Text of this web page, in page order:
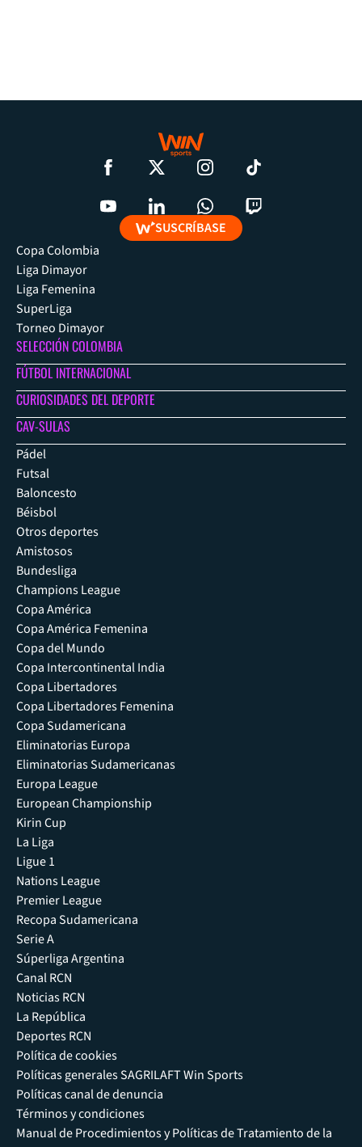
SUSCRÍBASE
Copa Colombia
Liga Dimayor
Liga Femenina
SuperLiga
Torneo Dimayor
SELECCIÓN COLOMBIA
FÚTBOL INTERNACIONAL
CURIOSIDADES DEL DEPORTE
CAV-SULAS
Pádel
Futsal
Baloncesto
Béisbol
Otros deportes
Amistosos
Bundesliga
Champions League
Copa América
Copa América Femenina
Copa del Mundo
Copa Intercontinental India
Copa Libertadores
Copa Libertadores Femenina
Copa Sudamericana
Eliminatorias Europa
Eliminatorias Sudamericanas
Europa League
European Championship
Kirin Cup
La Liga
Ligue 1
Nations League
Premier League
Recopa Sudamericana
Serie A
Súperliga Argentina
Canal RCN
Noticias RCN
La República
Deportes RCN
Política de cookies
Políticas generales SAGRILAFT Win Sports
Políticas canal de denuncia
Términos y condiciones
Manual de Procedimientos y Políticas de Tratamiento de la